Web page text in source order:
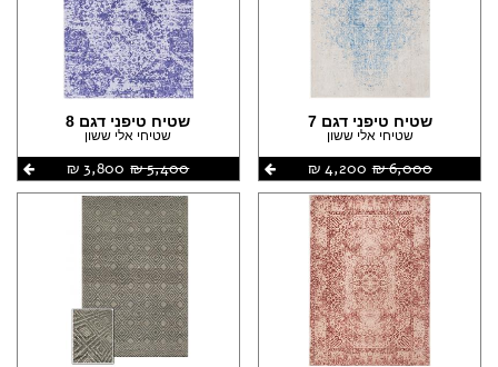
שטיח טיפני דגם 7
שטיחי אלי ששון
6,000 ‏₪
4,200 ‏₪
שטיח טיפני דגם 8
שטיחי אלי ששון
5,400 ‏₪
3,800 ‏₪